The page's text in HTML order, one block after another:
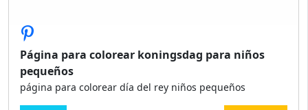
Página para colorear koningsdag para niños
pequeños
página para colorear día del rey niños pequeños